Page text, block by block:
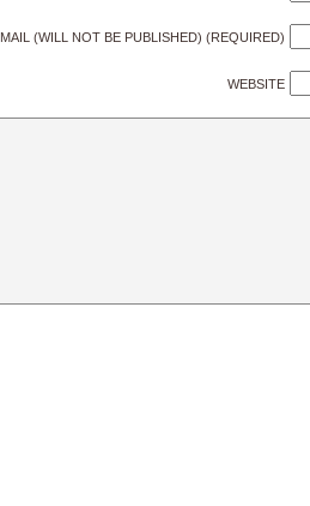
MAIL (WILL NOT BE PUBLISHED) (REQUIRED)
WEBSITE